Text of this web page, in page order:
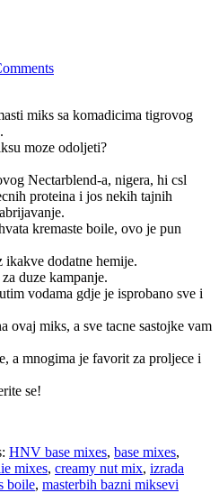
miks sa komadicima tigrovog
moze odoljeti?
Nectarblend-a, nigera, hi csl
proteina i jos nekih tajnih
kremaste boile, ovo je pun
ikakve dodatne hemije.
duze kampanje.
vodama gdje je isprobano sve i
ovaj miks, a sve tacne sastojke vam
a mnogima je favorit za proljece i
se!
HNV base mixes, base mixes,
mixes, creamy nut mix, izrada
boile, masterbih bazni miksevi